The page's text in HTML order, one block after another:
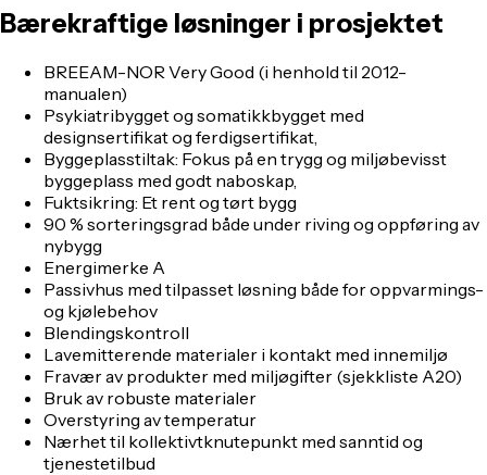
Bærekraftige løsninger i prosjektet
BREEAM-NOR Very Good (i henhold til 2012-
manualen)
Psykiatribygget og somatikkbygget med
designsertifikat og ferdigsertifikat,
Byggeplasstiltak: Fokus på en trygg og miljøbevisst
byggeplass med godt naboskap,
Fuktsikring: Et rent og tørt bygg
90 % sorteringsgrad både under riving og oppføring av
nybygg
Energimerke A
Passivhus med tilpasset løsning både for oppvarmings-
og kjølebehov
Blendingskontroll
Lavemitterende materialer i kontakt med innemiljø
Fravær av produkter med miljøgifter (sjekkliste A20)
Bruk av robuste materialer
Overstyring av temperatur
Nærhet til kollektivtknutepunkt med sanntid og
tjenestetilbud